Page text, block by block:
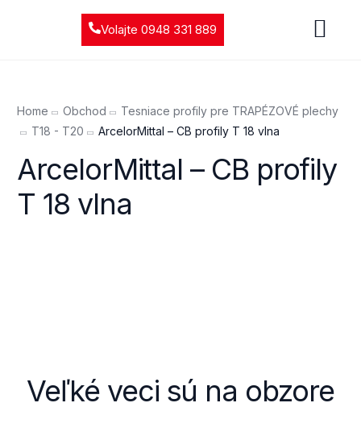
Volajte 0948 331 889
Home Obchod
Tesniace profily pre TRAPÉZOVÉ plechy
T18 - T20
ArcelorMittal – CB profily T 18 vlna
ArcelorMittal – CB profily
T 18 vlna
Veľké veci sú na obzore